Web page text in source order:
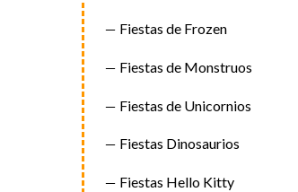
Fiestas de Frozen
Fiestas de Monstruos
Fiestas de Unicornios
Fiestas Dinosaurios
Fiestas Hello Kitty